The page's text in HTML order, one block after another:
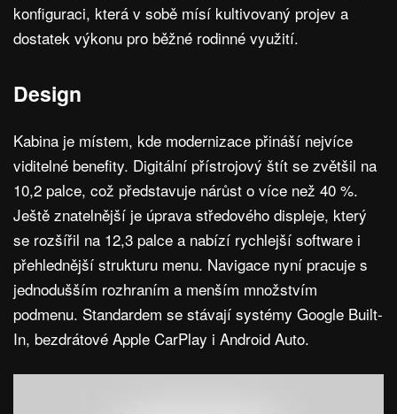
konfiguraci, která v sobě mísí kultivovaný projev a
dostatek výkonu pro běžné rodinné využití.
Design
Kabina je místem, kde modernizace přináší nejvíce
viditelné benefity. Digitální přístrojový štít se zvětšil na
10,2 palce, což představuje nárůst o více než 40 %.
Ještě znatelnější je úprava středového displeje, který
se rozšířil na 12,3 palce a nabízí rychlejší software i
přehlednější strukturu menu. Navigace nyní pracuje s
jednodušším rozhraním a menším množstvím
podmenu. Standardem se stávají systémy Google Built-
In, bezdrátové Apple CarPlay i Android Auto.